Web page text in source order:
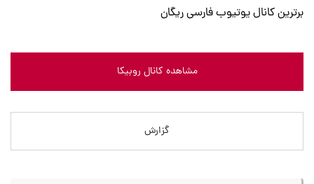
برترین کانال یوتیوب فارسی ریگان
مشاهده کانال روبیکا
گزارش